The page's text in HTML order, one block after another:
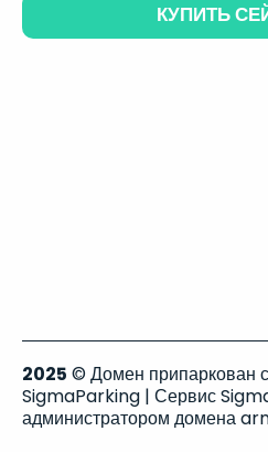
КУПИТЬ
2025 © Домен припаркован
SigmaParking | Сервис
администратором домена